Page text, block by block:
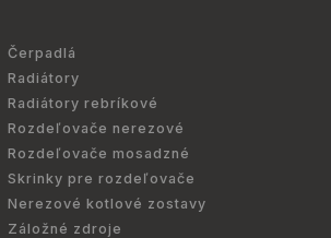
Čerpadlá
Radiátory
Radiátory rebríkové
Rozdeľovače nerezové
Rozdeľovače mosadzné
Skrinky pre rozdeľovače
Nerezové kotlové zostavy
Záložné zdroje